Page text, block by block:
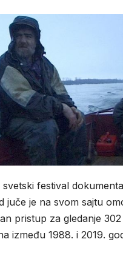
svetski festival
juče je na svom sajtu
pristup za gledanje
između 1988. i 2019.